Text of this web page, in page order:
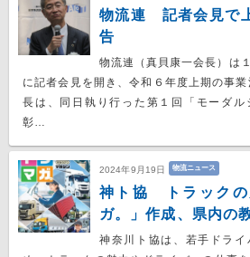
物流連 記者会見で
告
物流連（真貝康一会長）は
に記者会見を開き、令和６年度上期の事
長は、同日執り行った第１回「モーダル
彰…
2024年9月19日 物流ニュース
神ト協 トラックの
ガ。」作成、県内の
神奈川ト協は、若手ドラ